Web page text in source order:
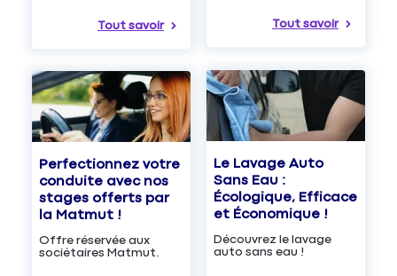
Tout savoir Tout savoir
Perfectionnez votre
conduite avec nos
stages offerts par
la Matmut !
Offre réservée aux
sociétaires Matmut.
Le Lavage Auto
Sans Eau :
Écologique, Efficace
et Économique !
Découvrez le lavage
auto sans eau !